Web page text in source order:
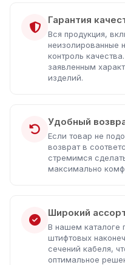
Гарантия
Вся продукция,
неизолированные
контроль
заявленным
изделий.
Удобный
Если товар не
возврат в
стремимся
максимально
Широкий
В нашем каталоге
штифтовых
сечений кабеля,
оптимальное